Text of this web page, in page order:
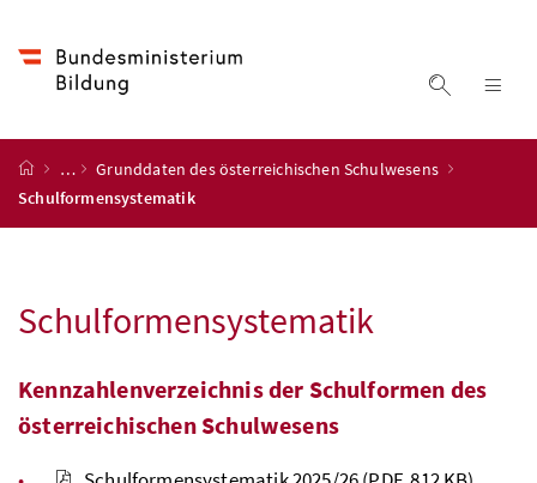
Suche
Startseite
…
Grunddaten des österreichischen Schulwesens
Schulformensystematik
Schulformensystematik
Kennzahlenverzeichnis der Schulformen des
österreichischen Schulwesens